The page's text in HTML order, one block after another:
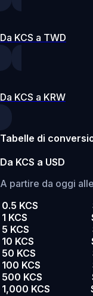
Da KCS a TWD
Da KCS a KRW
Tabelle di
Da KCS a USD
A partire da oggi
0.5 KCS
1 KCS
5 KCS
10 KCS
50 KCS
100 KCS
500 KCS
1,000 KCS